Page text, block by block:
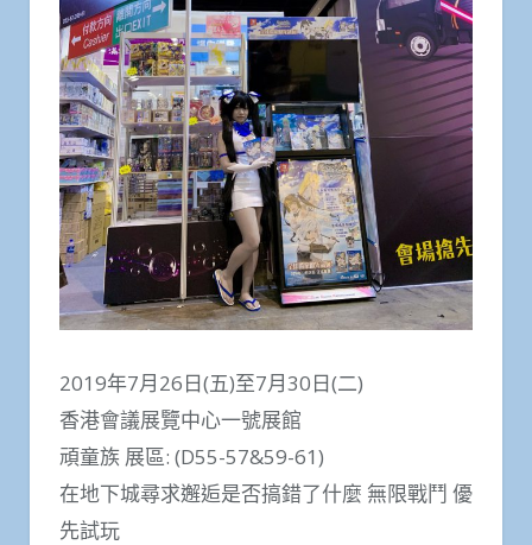
2019年7月26日(五)至7月30日(二)
香港會議展覽中心一號展館
頑童族 展區: (D55-57&59-61)
在地下城尋求邂逅是否搞錯了什麼 無限戰鬥 優
先試玩